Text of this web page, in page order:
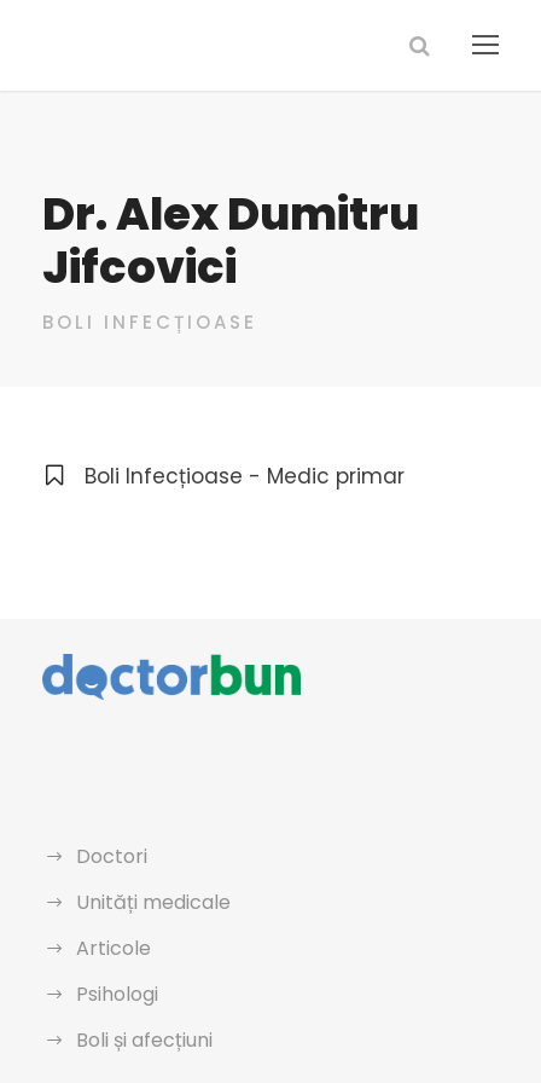
Dr. Alex Dumitru
Jifcovici
BOLI INFECȚIOASE
Boli Infecțioase - Medic primar
Doctori
Unități medicale
Articole
Psihologi
Boli și afecțiuni